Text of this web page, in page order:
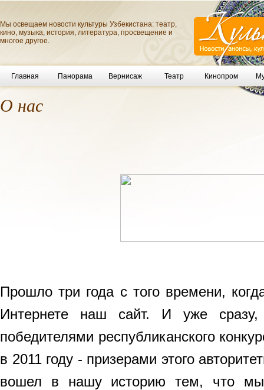
Мы освещаем новости культуры Узбекистана: театр,
кино, музыка, история, литература, просвещение и
многое другое.
Главная Панорама Вернисаж Театр Кинопром
О нас
Прошло три года с того времени,
Интернете наш сайт. И уже
победителями республиканского
в 2011 году - призерами этого
вошел в нашу историю тем, что мы